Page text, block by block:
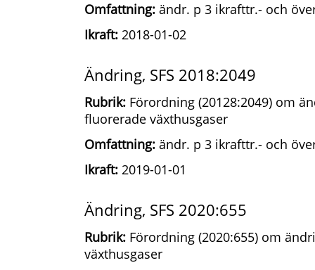
Omfattning: ändr. p 3 ikrafttr.- och
Ikraft: 2018-01-02
Ändring, SFS 2018:2049
Rubrik: Förordning (20128:2049) om
fluorerade växthusgaser
Omfattning: ändr. p 3 ikrafttr.- och
Ikraft: 2019-01-01
Ändring, SFS 2020:655
Rubrik: Förordning (2020:655) om
växthusgaser